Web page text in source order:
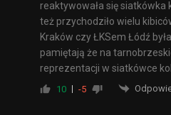
reaktywowała się
też przychodziło wielu
Kraków czy ŁKSem Łódź
pamiętają że na
reprezentacji w siatkówce
10 -5